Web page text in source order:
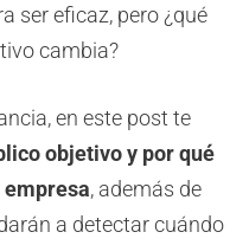
ser eficaz, pero ¿qué
cambia?
en este post te
objetivo y por qué
empresa, además de
a detectar cuándo